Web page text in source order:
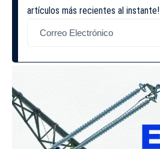
artículos más recientes al instante!